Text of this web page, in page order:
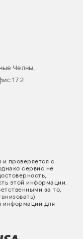
Челны,
17.2
проверяется с
сервис не
этой информации.
за то,
информации для